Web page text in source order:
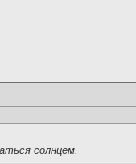
солнцем.